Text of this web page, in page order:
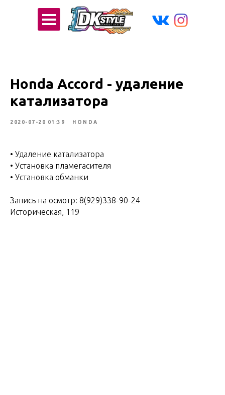
Honda Accord - удаление
катализатора
2020-07-20 01:39 HONDA
• Удаление катализатора
• Установка пламегасителя
• Установка обманки
Запись на осмотр: 8(929)338-90-24
Историческая, 119